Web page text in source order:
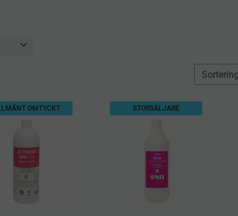
OMTYCKT STORSÄLJARE